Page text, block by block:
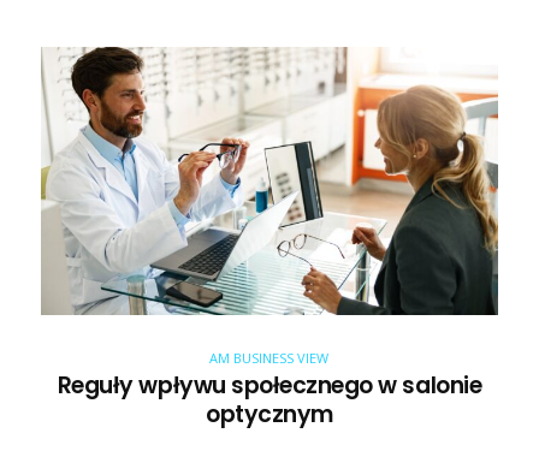
AM BUSINESS VIEW
Reguły wpływu społecznego w salonie
optycznym